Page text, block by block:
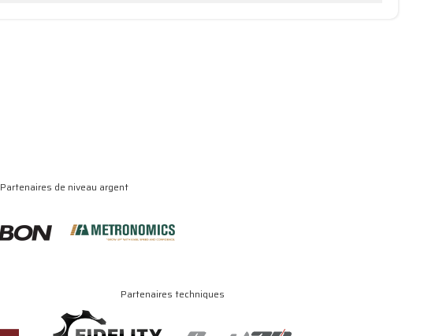
Partenaires de niveau argent
Partenaires techniques